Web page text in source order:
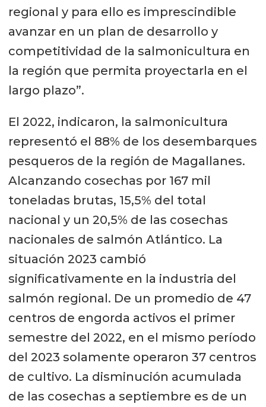
regional y para ello es imprescindible
avanzar en un plan de desarrollo y
competitividad de la salmonicultura en
la región que permita proyectarla en el
largo plazo”.
El 2022, indicaron, la salmonicultura
representó el 88% de los desembarques
pesqueros de la región de Magallanes.
Alcanzando cosechas por 167 mil
toneladas brutas, 15,5% del total
nacional y un 20,5% de las cosechas
nacionales de salmón Atlántico. La
situación 2023 cambió
significativamente en la industria del
salmón regional. De un promedio de 47
centros de engorda activos el primer
semestre del 2022, en el mismo período
del 2023 solamente operaron 37 centros
de cultivo. La disminución acumulada
de las cosechas a septiembre es de un